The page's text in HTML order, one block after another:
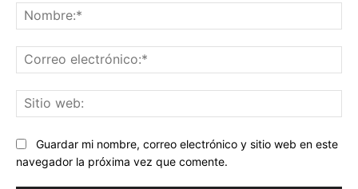
Guardar mi nombre, correo electrónico y sitio web en este
navegador la próxima vez que comente.